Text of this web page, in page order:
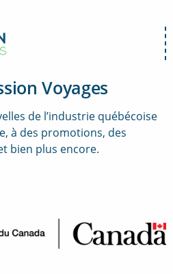
Voyages
de l’industrie québécoise
à des promotions, des
bien plus encore.